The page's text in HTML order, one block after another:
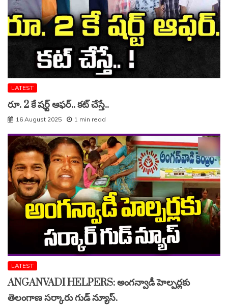
LATEST
రూ. 2 కే షర్ట్ ఆఫర్.. కట్ చేస్తే..
16 August 2025 1 min read
LATEST
ANGANVADI HELPERS: అంగన్వాడీ హెల్పర్లకు
తెలంగాణ సర్కారు గుడ్ న్యూస్.